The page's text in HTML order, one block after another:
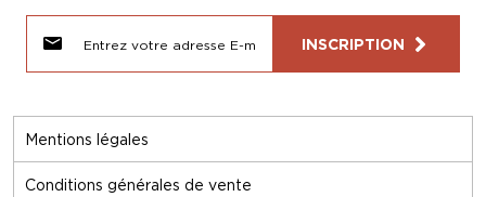
Mentions légales
Conditions générales de vente
INSCRIPTION